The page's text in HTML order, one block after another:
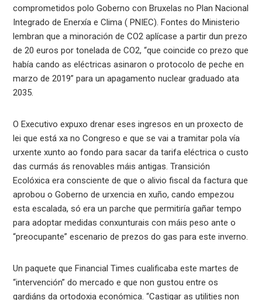
comprometidos polo Goberno con Bruxelas no Plan Nacional
Integrado de Enerxía e Clima ( PNIEC). Fontes do Ministerio
lembran que a minoración de CO2 aplícase a partir dun prezo
de 20 euros por tonelada de CO2, “que coincide co prezo que
había cando as eléctricas asinaron o protocolo de peche en
marzo de 2019” para un apagamento nuclear graduado ata
2035.
O Executivo expuxo drenar eses ingresos en un proxecto de
lei que está xa no Congreso e que se vai a tramitar pola vía
urxente xunto ao fondo para sacar da tarifa eléctrica o custo
das curmás ás renovables máis antigas. Transición
Ecolóxica era consciente de que o alivio fiscal da factura que
aprobou o Goberno de urxencia en xuño, cando empezou
esta escalada, só era un parche que permitiría gañar tempo
para adoptar medidas conxunturais con máis peso ante o
“preocupante” escenario de prezos do gas para este inverno.
Un paquete que Financial Times cualificaba este martes de
“intervención” do mercado e que non gustou entre os
gardiáns da ortodoxia económica. “Castigar as utilities non